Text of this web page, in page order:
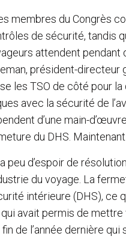
membres du Congrès
de sécurité, tandis
attendent pendant
président-directeur
les TSO de côté pour
avec la sécurité de
d’une main-
du DHS.
peu d’espoir de
du voyage. La
intérieure (DHS), ce
avait permis de
fin de l’année dernière qui